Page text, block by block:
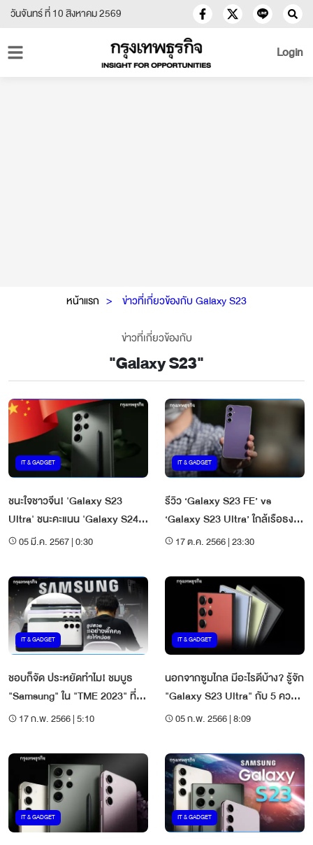
วันจันทร์ ที่ 10 สิงหาคม 2569
Login
หน้าแรก ข่าวที่เกี่ยวข้องกับ Galaxy S23
ข่าวที่เกี่ยวข้องกับ
"Galaxy S23"
IT & GADGET
ชนะใจชาวจีน! 'Galaxy S23
Ultra' ชนะคะแนน 'Galaxy S24
Ultra' กับ 'Xiaomi 14 Ultra'
05 มี.ค. 2567 | 0:30
IT & GADGET
รีวิว ‘Galaxy S23 FE’ vs
‘Galaxy S23 Ultra’ ใกล้เรือธงแต่
ราคาลงครึ่งเดียว
17 ต.ค. 2566 | 23:30
IT & GADGET
ชอบก็จัด ประหยัดทำไม! ชมบูธ
"Samsung" ใน "TME 2023" ที่
สาวก "Galaxy" ต้องกรี๊ด
17 ก.พ. 2566 | 5:10
IT & GADGET
นอกจากซูมไกล มีอะไรดีบ้าง? รู้จัก
"Galaxy S23 Ultra" กับ 5 ความ
สามารถสุดเจ๋ง
05 ก.พ. 2566 | 8:09
IT & GADGET IT & GADGET